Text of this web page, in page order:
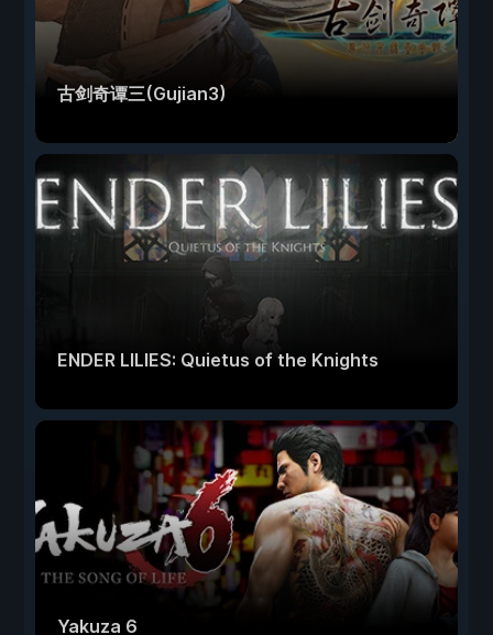
古剑奇谭三(Gujian3)
ENDER LILIES: Quietus of the Knights
Yakuza 6